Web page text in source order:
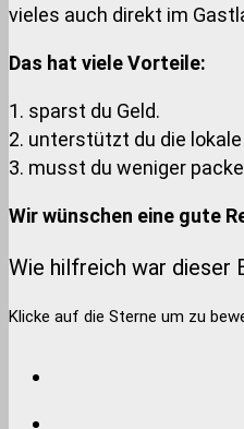
vieles auch direkt im
Das hat viele Vorteile:
1. sparst du Geld.
2. unterstützt du die
3. musst du weniger
Wir wünschen eine gute
Wie hilfreich war dieser
Klicke auf die Sterne um zu